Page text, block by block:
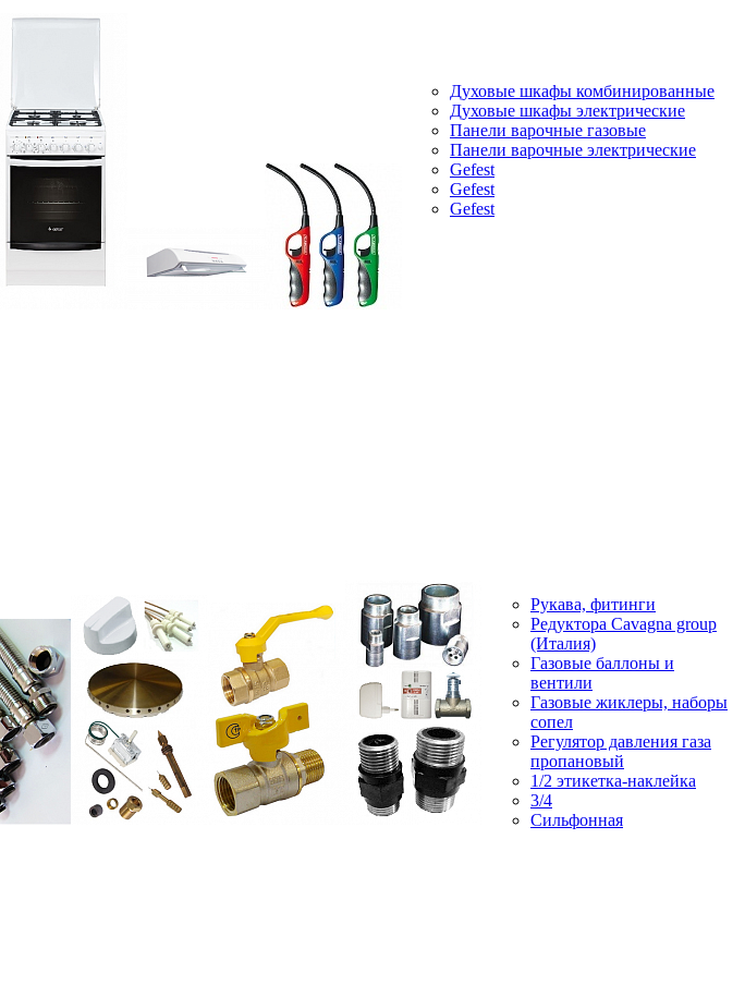
Духовые шкафы комбинированные
Духовые шкафы электрические
Панели варочные газовые
Панели варочные электрические
Gefest
Gefest
Gefest
Рукава, фитинги
Редуктора Cavagna group
(Италия)
Газовые баллоны и
вентили
Газовые жиклеры, наборы
сопел
Регулятор давления газа
пропановый
1/2 этикетка-наклейка
3/4
Сильфонная